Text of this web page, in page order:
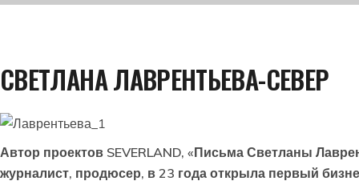
СВЕТЛАНА ЛАВРЕНТЬЕВА-СЕВЕР
Автор проектов SEVERLAND, «Письма Светланы
журналист, продюсер, в 23 года открыла первый